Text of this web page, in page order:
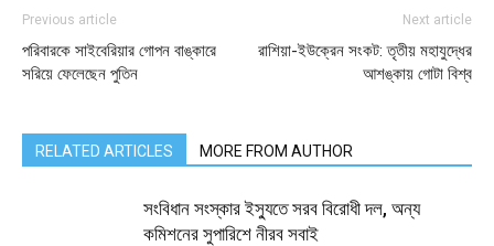
Previous article
পরিবারকে সাইবেরিয়ার গোপন বাঙ্কারে
সরিয়ে ফেলেছেন পুতিন
Next article
রাশিয়া-ইউক্রেন সংকট: তৃতীয় মহাযুদ্ধের
আশঙ্কায় গোটা বিশ্ব
RELATED ARTICLES MORE FROM AUTHOR
সংবিধান সংস্কার ইস্যুতে সরব বিরোধী দল, অন্য
কমিশনের সুপারিশে নীরব সবাই